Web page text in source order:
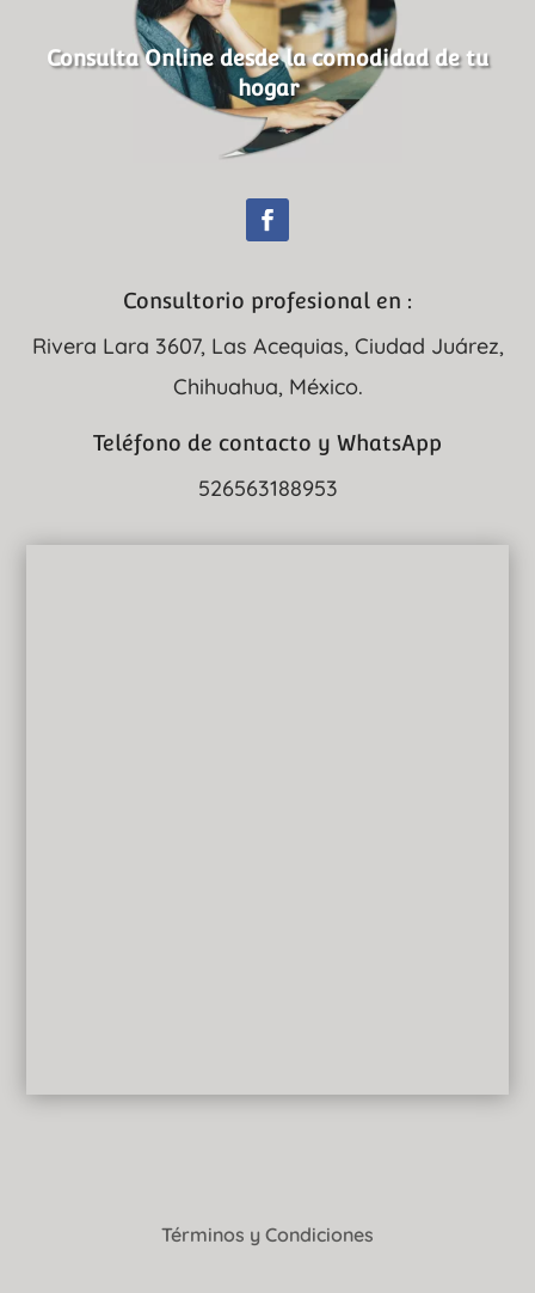
Consulta Online desde la comodidad de tu
hogar
Consultorio profesional en :
Rivera Lara 3607, Las Acequias, Ciudad Juárez,
Chihuahua, México.
Teléfono de contacto y WhatsApp
526563188953
Términos y Condiciones